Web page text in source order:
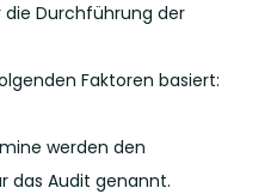
die Durchführung der
Faktoren basiert:
werden den
das Audit genannt.